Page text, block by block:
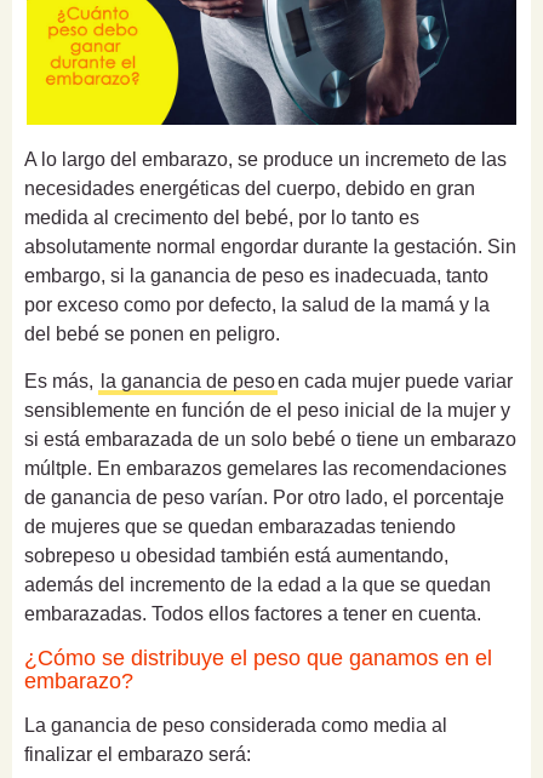
A lo largo del embarazo, se produce un incremeto de las
necesidades energéticas del cuerpo, debido en gran
medida al crecimento del bebé, por lo tanto es
absolutamente normal engordar durante la gestación. Sin
embargo, si la ganancia de peso es inadecuada, tanto
por exceso como por defecto, la salud de la mamá y la
del bebé se ponen en peligro.
Es más, la ganancia de pesoen cada mujer puede variar
sensiblemente en función de el peso inicial de la mujer y
si está embarazada de un solo bebé o tiene un embarazo
múltple. En embarazos gemelares las recomendaciones
de ganancia de peso varían. Por otro lado, el porcentaje
de mujeres que se quedan embarazadas teniendo
sobrepeso u obesidad también está aumentando,
además del incremento de la edad a la que se quedan
embarazadas. Todos ellos factores a tener en cuenta.
¿Cómo se distribuye el peso que ganamos en el
embarazo?
La ganancia de peso considerada como media al
finalizar el embarazo será: